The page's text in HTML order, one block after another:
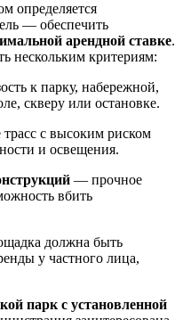
определяется
— обеспечить
арендной ставке.
нескольким критериям:
к парку, набережной,
скверу или остановке.
с высоким риском
и освещения.
— прочное
вбить
должна быть
у частного лица,
парк с установленной